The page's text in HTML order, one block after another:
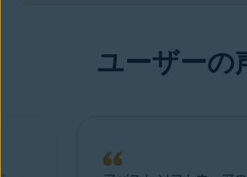
ユーザーの